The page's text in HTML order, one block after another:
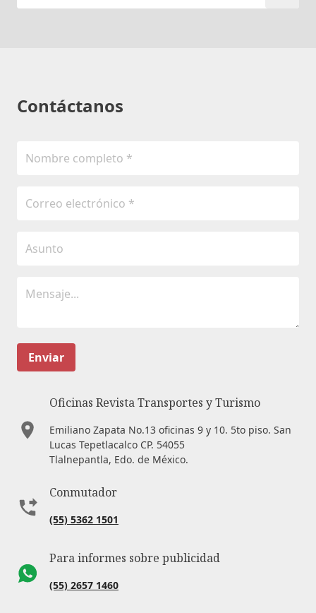
Contáctanos
Enviar
Oficinas Revista Transportes y Turismo
Emiliano Zapata No.13 oficinas 9 y 10. 5to piso. San
Lucas Tepetlacalco CP. 54055
Tlalnepantla, Edo. de México.
Conmutador
(55) 5362 1501
Para informes sobre publicidad
(55) 2657 1460